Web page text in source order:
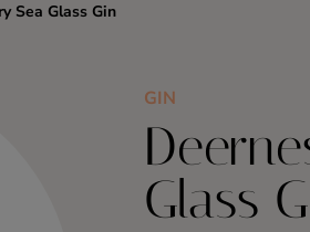
Sea Glass Gin
GIN
Glass